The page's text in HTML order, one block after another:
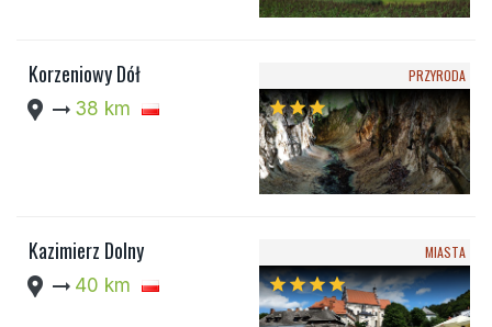
Korzeniowy Dół
location_pin arrow_right_alt 38 km
PRZYRODA
starstarstar
Kazimierz Dolny
location_pin arrow_right_alt 40 km
MIASTA
starstarstarstar